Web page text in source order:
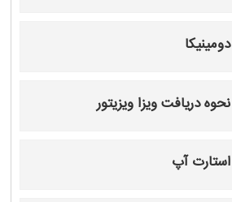
دریافت ویزا ویزیتور
آپ